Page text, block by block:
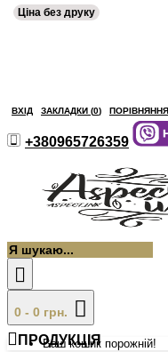
ВХІД ЗАКЛАДКИ (0)
+380965726359
0 - 0 грн.
Ваш кошик порожній!
ПРОДУКЦІЯ
Ціна без друку